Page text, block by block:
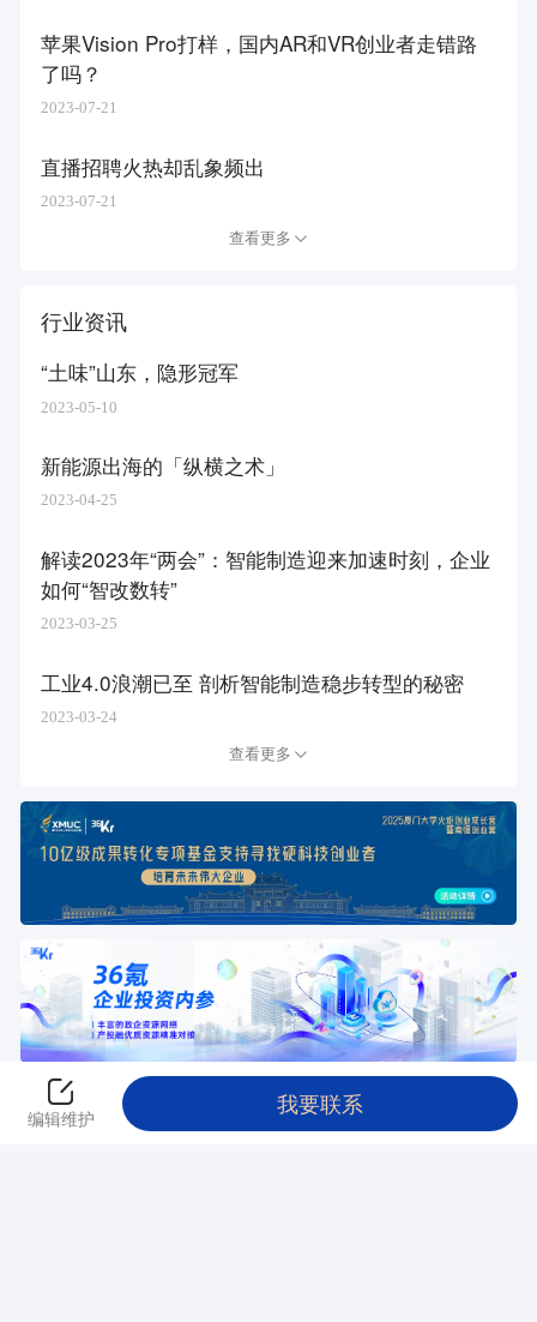
苹果Vision Pro打样，国内AR和VR创业者走错路
了吗？
2023-07-21
直播招聘火热却乱象频出
2023-07-21
查看更多
行业资讯
“土味”山东，隐形冠军
2023-05-10
新能源出海的「纵横之术」
2023-04-25
解读2023年“两会”：智能制造迎来加速时刻，企业
如何“智改数转”
2023-03-25
工业4.0浪潮已至 剖析智能制造稳步转型的秘密
2023-03-24
查看更多
返回创投平台
编辑维护
我要联系